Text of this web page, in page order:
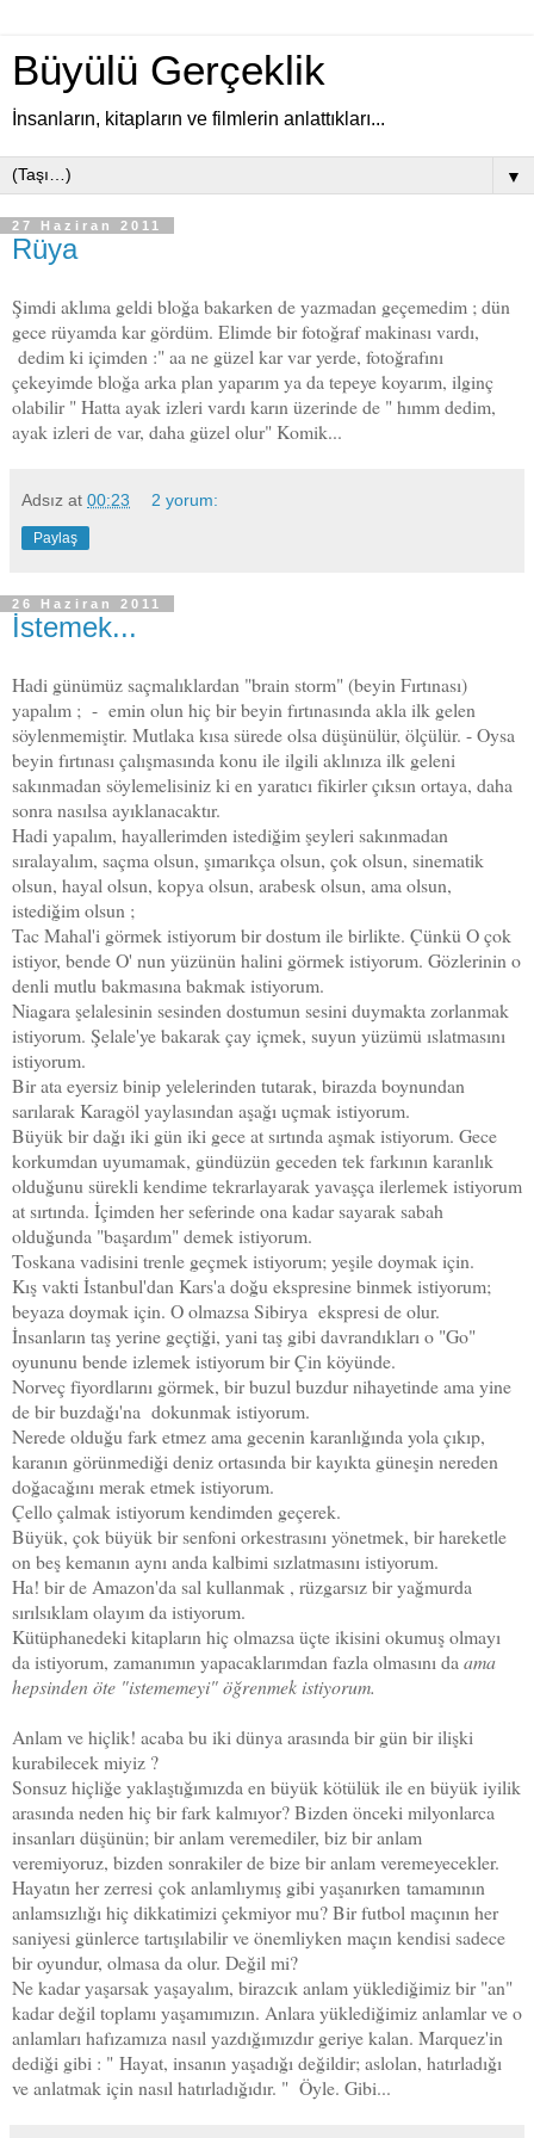
Büyülü Gerçeklik
İnsanların, kitapların ve filmlerin anlattıkları...
▼
27 Haziran 2011
Rüya
Şimdi aklıma geldi bloğa bakarken de yazmadan geçemedim ; dün
gece rüyamda kar gördüm. Elimde bir fotoğraf makinası vardı,
dedim ki içimden :" aa ne güzel kar var yerde, fotoğrafını
çekeyimde bloğa arka plan yaparım ya da tepeye koyarım, ilginç
olabilir " Hatta ayak izleri vardı karın üzerinde de " hımm dedim,
ayak izleri de var, daha güzel olur" Komik...
Adsız at 00:23 2 yorum:
Paylaş
26 Haziran 2011
İstemek...
Hadi günümüz saçmalıklardan "brain storm" (beyin Fırtınası)
yapalım ; - emin olun hiç bir beyin fırtınasında akla ilk gelen
söylenmemiştir. Mutlaka kısa sürede olsa düşünülür, ölçülür. - Oysa
beyin fırtınası çalışmasında konu ile ilgili aklınıza ilk geleni
sakınmadan söylemelisiniz ki en yaratıcı fikirler çıksın ortaya, daha
sonra nasılsa ayıklanacaktır.
Hadi yapalım, hayallerimden istediğim şeyleri sakınmadan
sıralayalım, saçma olsun, şımarıkça olsun, çok olsun, sinematik
olsun, hayal olsun, kopya olsun, arabesk olsun, ama olsun,
istediğim olsun ;
Tac Mahal'i görmek istiyorum bir dostum ile birlikte. Çünkü O çok
istiyor, bende O' nun yüzünün halini görmek istiyorum. Gözlerinin o
denli mutlu bakmasına bakmak istiyorum.
Niagara şelalesinin sesinden dostumun sesini duymakta zorlanmak
istiyorum. Şelale'ye bakarak çay içmek, suyun yüzümü ıslatmasını
istiyorum.
Bir ata eyersiz binip yelelerinden tutarak, birazda boynundan
sarılarak Karagöl yaylasından aşağı uçmak istiyorum.
Büyük bir dağı iki gün iki gece at sırtında aşmak istiyorum. Gece
korkumdan uyumamak, gündüzün geceden tek farkının karanlık
olduğunu sürekli kendime tekrarlayarak yavaşça ilerlemek istiyorum
at sırtında. İçimden her seferinde ona kadar sayarak sabah
olduğunda "başardım" demek istiyorum.
Toskana vadisini trenle geçmek istiyorum; yeşile doymak için.
Kış vakti İstanbul'dan Kars'a doğu ekspresine binmek istiyorum;
beyaza doymak için. O olmazsa Sibirya ekspresi de olur.
İnsanların taş yerine geçtiği, yani taş gibi davrandıkları o "Go"
oyununu bende izlemek istiyorum bir Çin köyünde.
Norveç fiyordlarını görmek, bir buzul buzdur nihayetinde ama yine
de bir buzdağı'na dokunmak istiyorum.
Nerede olduğu fark etmez ama gecenin karanlığında yola çıkıp,
karanın görünmediği deniz ortasında bir kayıkta güneşin nereden
doğacağını merak etmek istiyorum.
Çello çalmak istiyorum kendimden geçerek.
Büyük, çok büyük bir senfoni orkestrasını yönetmek, bir hareketle
on beş kemanın aynı anda kalbimi sızlatmasını istiyorum.
Ha! bir de Amazon'da sal kullanmak , rüzgarsız bir yağmurda
sırılsıklam olayım da istiyorum.
Kütüphanedeki kitapların hiç olmazsa üçte ikisini okumuş olmayı
da istiyorum, zamanımın yapacaklarımdan fazla olmasını da ama
hepsinden öte "istememeyi" öğrenmek istiyorum.
Anlam ve hiçlik! acaba bu iki dünya arasında bir gün bir ilişki
kurabilecek miyiz ?
Sonsuz hiçliğe yaklaştığımızda en büyük kötülük ile en büyük iyilik
arasında neden hiç bir fark kalmıyor? Bizden önceki milyonlarca
insanları düşünün; bir anlam veremediler, biz bir anlam
veremiyoruz, bizden sonrakiler de bize bir anlam veremeyecekler.
Hayatın her zerresi çok anlamlıymış gibi yaşanırken tamamının
anlamsızlığı hiç dikkatimizi çekmiyor mu? Bir futbol maçının her
saniyesi günlerce tartışılabilir ve önemliyken maçın kendisi sadece
bir oyundur, olmasa da olur. Değil mi?
Ne kadar yaşarsak yaşayalım, birazcık anlam yüklediğimiz bir "an"
kadar değil toplamı yaşamımızın. Anlara yüklediğimiz anlamlar ve o
anlamları hafızamıza nasıl yazdığımızdır geriye kalan. Marquez'in
dediği gibi : " Hayat, insanın yaşadığı değildir; aslolan, hatırladığı
ve anlatmak için nasıl hatırladığıdır. " Öyle. Gibi...